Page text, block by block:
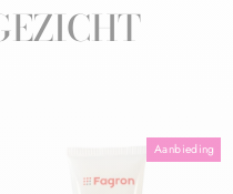
Aanbieding